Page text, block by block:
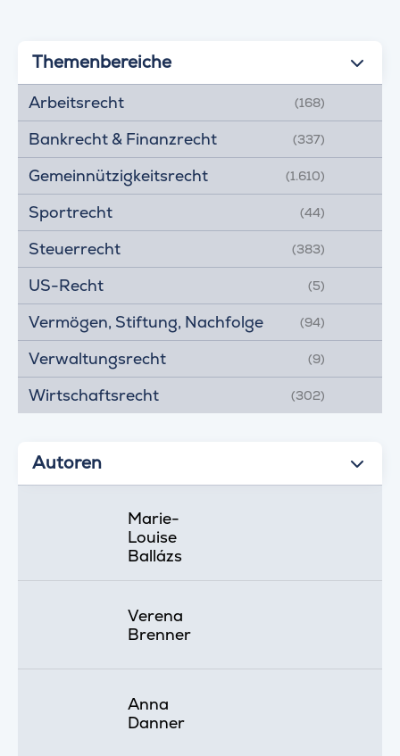
Themenbereiche
Arbeitsrecht (168)
Bankrecht & Finanzrecht (337)
Gemeinnützigkeitsrecht (1.610)
Sportrecht (44)
Steuerrecht (383)
US-Recht (5)
Vermögen, Stiftung, Nachfolge (94)
Verwaltungsrecht (9)
Wirtschaftsrecht (302)
Autoren
Marie-
Louise
Ballázs
Verena
Brenner
Anna
Danner